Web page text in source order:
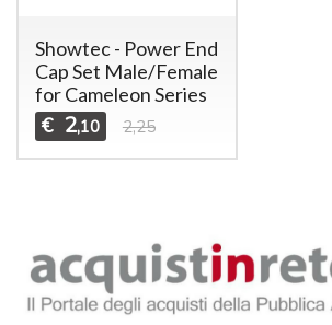
Showtec - Power End
Cap Set Male/Female
for Cameleon Series
€ 2,10 2,25